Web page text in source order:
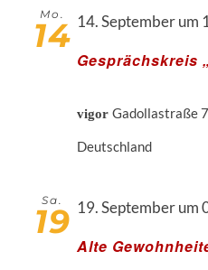
Mo.
14
Gesprächskreis
14. September um
vigorGadollastraße
Deutschland
Sa.
19
Alte
19. September um